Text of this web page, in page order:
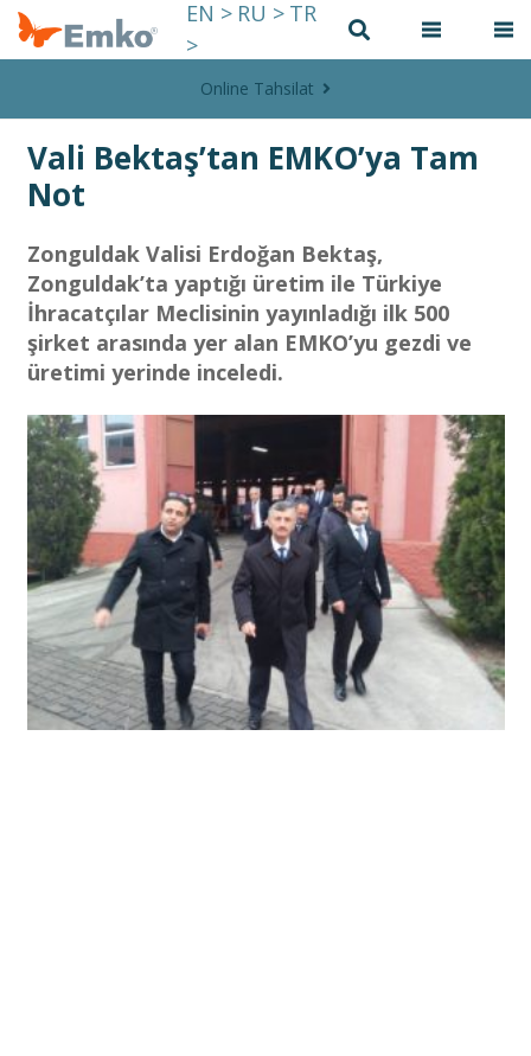
EN > RU > TR
>
Online Tahsilat
Vali Bektaş’tan EMKO’ya Tam
Not
Zonguldak Valisi Erdoğan Bektaş,
Zonguldak’ta yaptığı üretim ile Türkiye
İhracatçılar Meclisinin yayınladığı ilk 500
şirket arasında yer alan EMKO’yu gezdi ve
üretimi yerinde inceledi.